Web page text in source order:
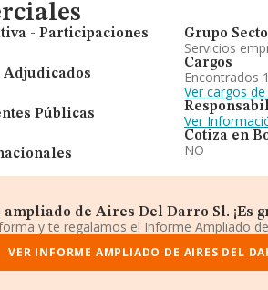
- Participaciones
Adjudicados
Públicas
Grupo
Servicios
Cargos
Encontrados
Ver cargos
Ver
Cotiza en
NO
de Aires Del Darro Sl. ¡Es
y te regalamos el Informe Ampliado
VER INFORME AMPLIADO DE AIRES DEL